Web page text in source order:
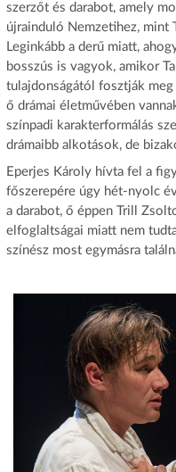
szerzőt és darabot, amely
újrainduló Nemzetihez, mint
Leginkább a derű miatt,
bosszús is vagyok, amikor
tulajdonságától fosztják meg
ő drámai életművében
színpadi karakterformálás
drámaibb alkotások, de
Eperjes Károly hívta fel a
főszerepére úgy hét-nyolc
a darabot, ő éppen Trill
elfoglaltságai miatt nem
színész most egymásra